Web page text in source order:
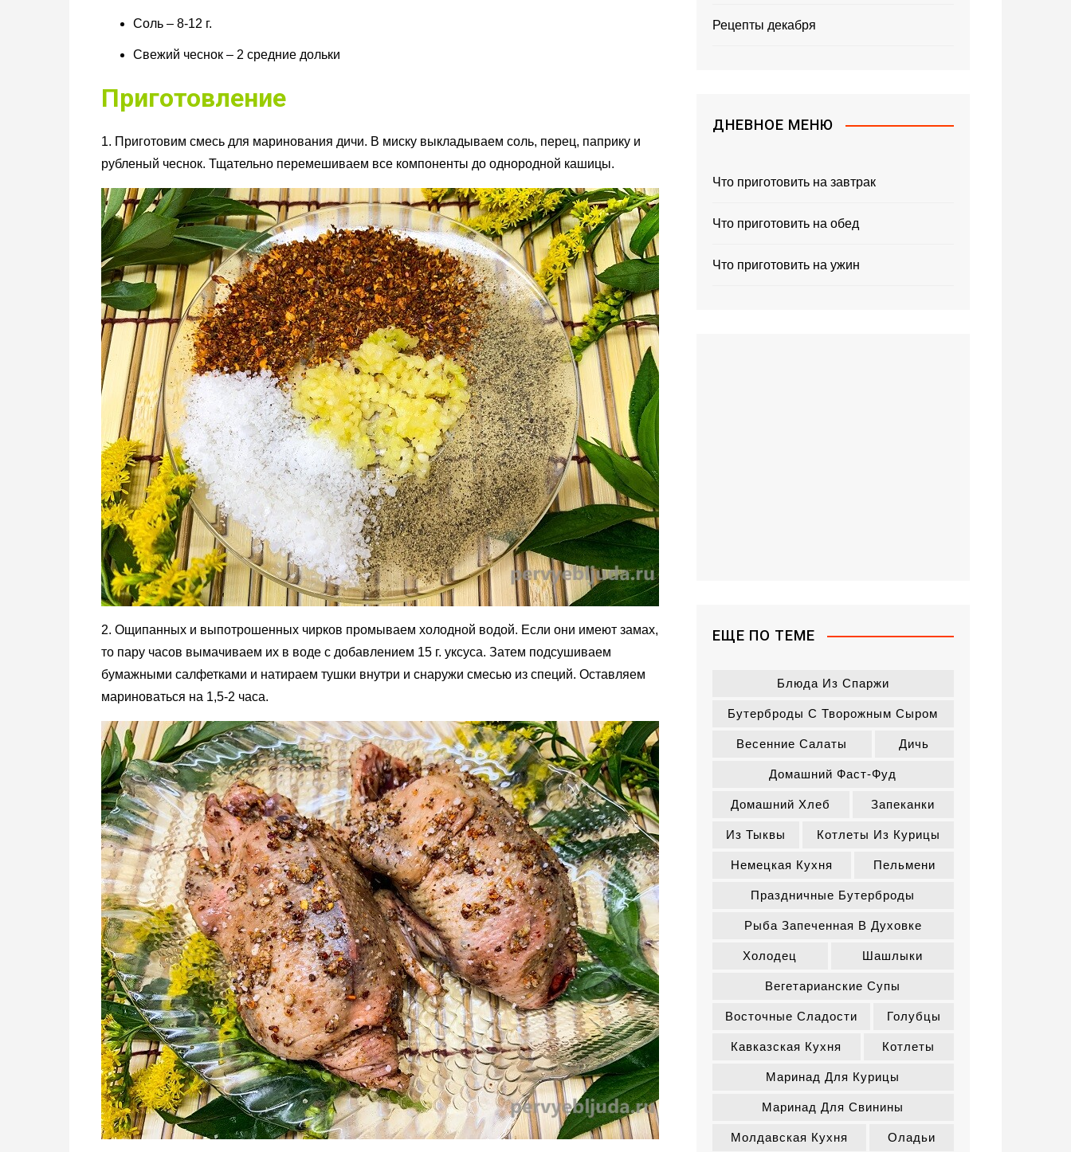
Соль – 8-12 г.
Свежий чеснок – 2 средние дольки
Приготовление
1. Приготовим смесь для маринования дичи. В миску выкладываем соль, перец, паприку и
рубленый чеснок. Тщательно перемешиваем все компоненты до однородной кашицы.
2. Ощипанных и выпотрошенных чирков промываем холодной водой. Если они имеют замах,
то пару часов вымачиваем их в воде с добавлением 15 г. уксуса. Затем подсушиваем
бумажными салфетками и натираем тушки внутри и снаружи смесью из специй. Оставляем
мариноваться на 1,5-2 часа.
Рецепты декабря
ДНЕВНОЕ МЕНЮ
Что приготовить на завтрак
Что приготовить на обед
Что приготовить на ужин
ЕЩЕ ПО ТЕМЕ
Блюда Из Спаржи
Бутерброды С Творожным Сыром
Весенние Салаты Дичь
Домашний Фаст-Фуд
Домашний Хлеб Запеканки
Из Тыквы Котлеты Из Курицы
Немецкая Кухня Пельмени
Праздничные Бутерброды
Рыба Запеченная В Духовке
Холодец Шашлыки
Вегетарианские Супы
Восточные Сладости Голубцы
Кавказская Кухня Котлеты
Маринад Для Курицы
Маринад Для Свинины
Молдавская Кухня Оладьи